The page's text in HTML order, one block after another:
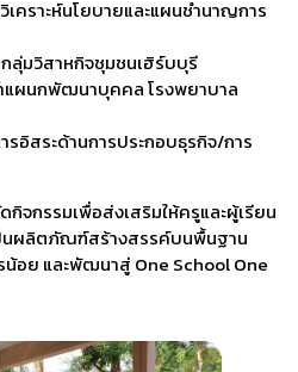
คราะห์นโยบายและแผนชำนาญการ
ลุ่มวิสาหกิจชุมชนเฮิร์บบุรี
าแผนกพัฒนาบุคคล โรงพยาบาล
รอิสระด้านการประกอบธุรกิจ/การ
จกรรมเพื่อส่งเสริมให้ครูและผู้เรียน
ผลิตภัณฑ์สร้างสรรค์บนพื้นฐาน
อย และพัฒนาสู่ One School One